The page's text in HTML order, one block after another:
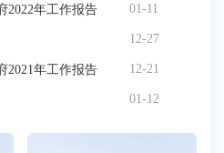
2022年工作报告 01-11
12-27
2021年工作报告 12-21
01-12